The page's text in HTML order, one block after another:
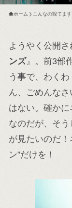
ホーム こんなの観てます
ようやく公開さ
ンズ』。前3部
う事で、わく
ん、ごめんな
はない。確か
なのだが、そ
が見たいのだ！
ン”だけを！